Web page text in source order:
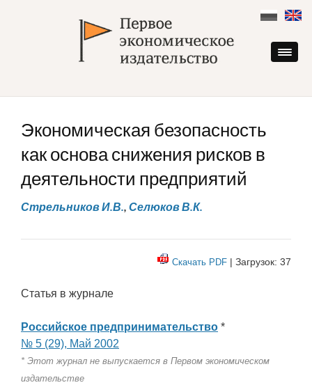
content
Экономическая безопасность
как основа снижения рисков в
деятельности предприятий
Стрельников И.В., Селюков В.К.
Скачать PDF | Загрузок: 37
Статья в журнале
Российское предпринимательство *
№ 5 (29), Май 2002
* Этот журнал не выпускается в Первом экономическом
издательстве